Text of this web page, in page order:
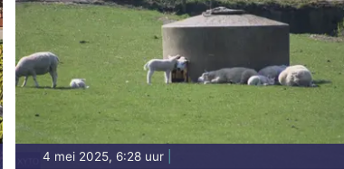
4 mei 2025, 6:28 uur|